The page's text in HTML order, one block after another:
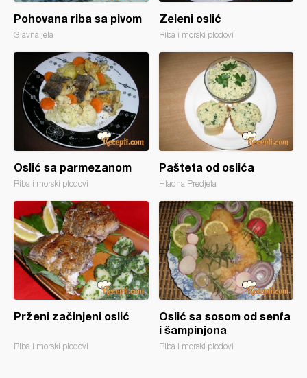
Pohovana riba sa pivom
Glavna jela
Zeleni oslić
Riba i morski plodovi
Oslić sa parmezanom
Riba i morski plodovi
Pašteta od oslića
Hladna Predjela
Prženi začinjeni oslić
Riba i morski plodovi
Oslić sa sosom od senfa
i šampinjona
Riba i morski plodovi